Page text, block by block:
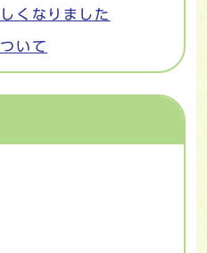
くなりました
いて